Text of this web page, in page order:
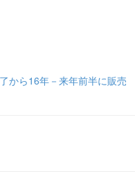
から16年－来年前半に販売